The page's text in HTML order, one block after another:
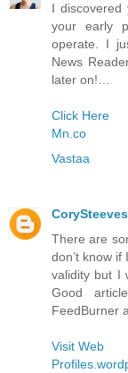
I
your early
operate. I
News
later on!…
Click Here
Mn.co
Vastaa
CorySteeves
There are
don’t know
validity but I
Good
FeedBurner
Visit Web